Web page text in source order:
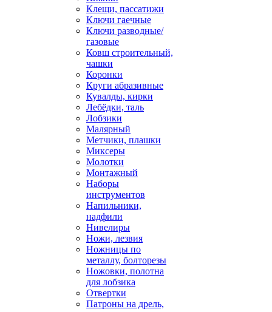
Клещи, пассатижи
Ключи гаечные
Ключи разводные/
газовые
Ковш строительный,
чашки
Коронки
Круги абразивные
Кувалды, кирки
Лебёдки, таль
Лобзики
Малярный
Метчики, плашки
Миксеры
Молотки
Монтажный
Наборы
инструментов
Напильники,
надфили
Нивелиры
Ножи, лезвия
Ножницы по
металлу, болторезы
Ножовки, полотна
для лобзика
Отвертки
Патроны на дрель,